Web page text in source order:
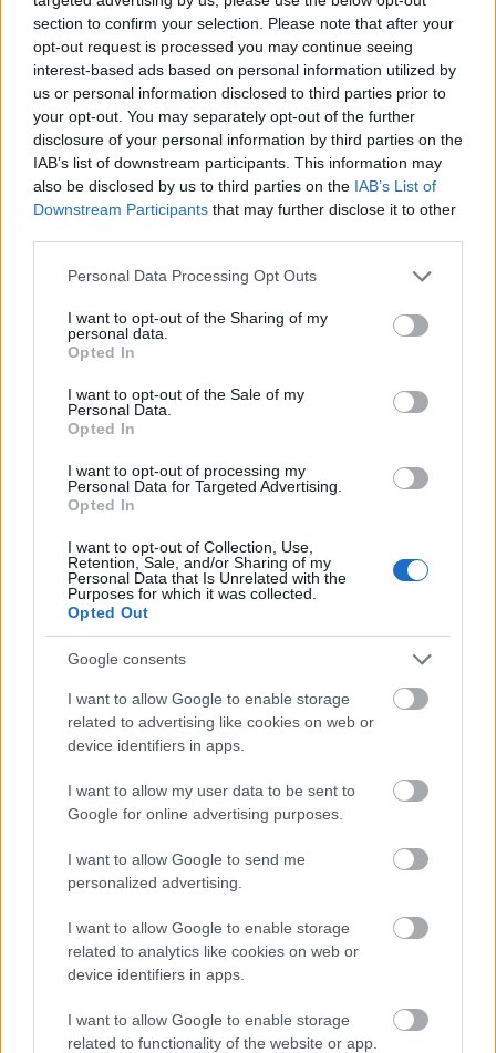
section to confirm your selection. Please note that after your
opt-out request is processed you may continue seeing
interest-based ads based on personal information utilized by
us or personal information disclosed to third parties prior to
your opt-out. You may separately opt-out of the further
disclosure of your personal information by third parties on the
IAB’s list of downstream participants. This information may
also be disclosed by us to third parties on the IAB’s List of
Downstream Participants that may further disclose it to other
Please note that this website/app uses one or more Google
not limited to your visit or usage behaviour. You may click to
grant or deny consent to Google and its third-party tags to
use your data for below specified purposes in below Google
consent section.
Personal Data Processing Opt Outs
I want to opt-out of the Sharing of my
personal data.
Opted In
I want to opt-out of the Sale of my
Personal Data.
Opted In
I want to opt-out of processing my
Personal Data for Targeted Advertising.
Opted In
I want to opt-out of Collection, Use,
Retention, Sale, and/or Sharing of my
Personal Data that Is Unrelated with the
Purposes for which it was collected.
Opted Out
Google consents
I want to allow Google to enable storage
related to advertising like cookies on web or
device identifiers in apps.
I want to allow my user data to be sent to
Google for online advertising purposes.
I want to allow Google to send me
personalized advertising.
I want to allow Google to enable storage
related to analytics like cookies on web or
device identifiers in apps.
I want to allow Google to enable storage
related to functionality of the website or app.
beírták hitelkártyáik számát az online
értékesítési portál megfelelő rubrikájába. Jól
jártak a legnagyobb brit hitelkártya-
kibocsátó, a bulit szponzoráló Barclaycard
gyorsan kapcsoló - és éppen
számítógépüknél ülő - ügyfelei, őket ugyanis
a cég már egy nappal korábban email-
üzenetben értesítette, hogy még a nagy
pénteki roham előtt megvehetik belépőjüket.
Mindemellett az AEG a Westminster
biztosított egy kontingensnyi jegy erejéig,
engesztelő gesztusként, az előkelő kerület
Park nyári koncertprogramja okozta gyakori
felfordulás és zaj miatt.
Forrás:Hirado.hu
Koncert Zene Rolling Stones
AZ EMBERSÉG ÜNNEPE
ETNOFON AZ I. ONIFESZT-EN